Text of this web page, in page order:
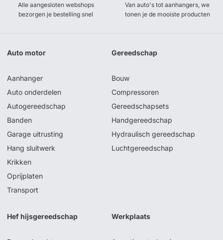
Alle aangesloten webshops
bezorgen je bestelling snel
Van auto's tot aanhangers, we
tonen je de mooiste producten
Auto motor
Aanhanger
Auto onderdelen
Autogereedschap
Banden
Garage uitrusting
Hang sluitwerk
Krikken
Oprijplaten
Transport
Gereedschap
Bouw
Compressoren
Gereedschapsets
Handgereedschap
Hydraulisch gereedschap
Luchtgereedschap
Hef hijsgereedschap Werkplaats